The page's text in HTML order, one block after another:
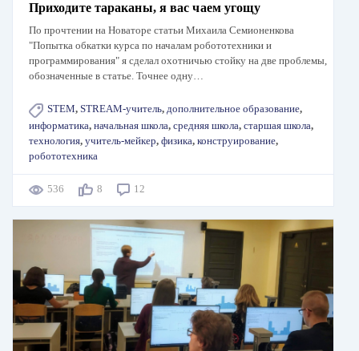
Приходите тараканы, я вас чаем угощу
По прочтении на Новаторе статьи Михаила Семионенкова
"Попытка обкатки курса по началам робототехники и
программирования" я сделал охотничью стойку на две проблемы,
обозначенные в статье. Точнее одну…
STEM, STREAM-учитель, дополнительное образование,
информатика, начальная школа, средняя школа, старшая школа,
технология, учитель-мейкер, физика, конструирование,
робототехника
536 8 12